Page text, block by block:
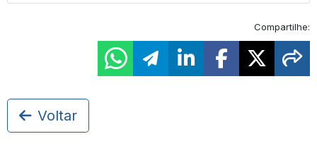
Compartilhe:
Voltar